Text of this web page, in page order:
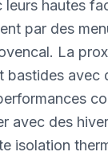
hautes
par des
La
avec
avec des
isolation